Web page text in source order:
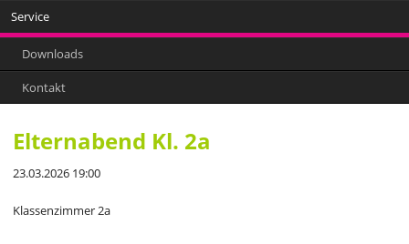
Service
Downloads
Kontakt
Elternabend Kl. 2a
23.03.2026 19:00
Klassenzimmer 2a